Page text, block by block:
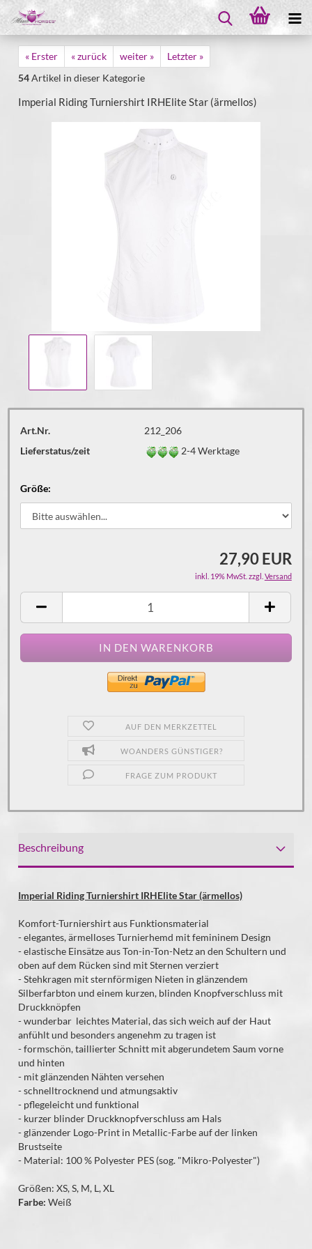
« Erster « zurück weiter »
Letzter »
54Artikel in dieser Kategorie
Imperial Riding Turniershirt IRHElite Star (ärmellos)
Art.Nr.
212_206
Lieferstatus/zeit
2-4 Werktage
Größe:
27,90 EUR
inkl. 19% MwSt. zzgl. Versand
AUF DEN MERKZETTEL
WOANDERS GÜNSTIGER?
FRAGE ZUM PRODUKT
Beschreibung
Imperial Riding Turniershirt IRHElite Star (ärmellos)
Komfort-Turniershirt aus Funktionsmaterial
- elegantes, ärmelloses Turnierhemd mit femininem Design
- elastische Einsätze aus Ton-in-Ton-Netz an den Schultern und
oben auf dem Rücken sind mit Sternen verziert
- Stehkragen mit sternförmigen Nieten in glänzendem
Silberfarbton und einem kurzen, blinden Knopfverschluss mit
Druckknöpfen
- wunderbar leichtes Material, das sich weich auf der Haut
anfühlt und besonders angenehm zu tragen ist
- formschön, taillierter Schnitt mit abgerundetem Saum vorne
und hinten
- mit glänzenden Nähten versehen
- schnelltrocknend und atmungsaktiv
- pflegeleicht und funktional
- kurzer blinder Druckknopfverschluss am Hals
- glänzender Logo-Print in Metallic-Farbe auf der linken
Brustseite
- Material: 100 % Polyester PES (sog. "Mikro-Polyester")
Größen: XS, S, M, L, XL
Farbe: Weiß